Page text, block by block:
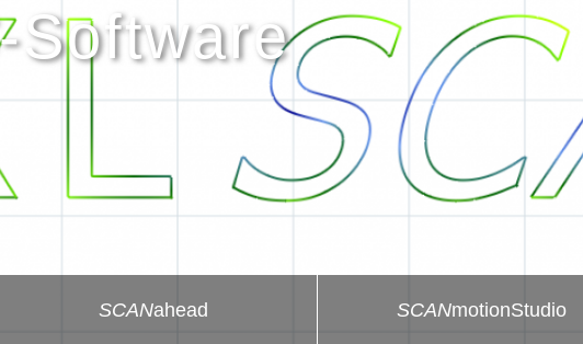
-Software
SCANahead SCANmotionStudio